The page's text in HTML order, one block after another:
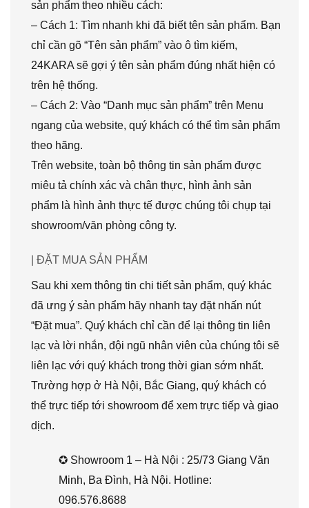
sản phẩm theo nhiều cách:
– Cách 1: Tìm nhanh khi đã biết tên sản phẩm. Bạn
chỉ cần gõ “Tên sản phẩm” vào ô tìm kiếm,
24KARA sẽ gợi ý tên sản phẩm đúng nhất hiện có
trên hệ thống.
– Cách 2: Vào “Danh mục sản phẩm” trên Menu
ngang của website, quý khách có thể tìm sản phẩm
theo hãng.
Trên website, toàn bộ thông tin sản phẩm được
miêu tả chính xác và chân thực, hình ảnh sản
phẩm là hình ảnh thực tế được chúng tôi chụp tại
showroom/văn phòng công ty.
| ĐẶT MUA SẢN PHẨM
Sau khi xem thông tin chi tiết sản phẩm, quý khác
đã ưng ý sản phẩm hãy nhanh tay đặt nhấn nút
“Đặt mua”. Quý khách chỉ cần để lại thông tin liên
lạc và lời nhắn, đội ngũ nhân viên của chúng tôi sẽ
liên lạc với quý khách trong thời gian sớm nhất.
Trường hợp ở Hà Nội, Bắc Giang, quý khách có
thể trực tiếp tới showroom để xem trực tiếp và giao
dịch.
✪ Showroom 1 – Hà Nội : 25/73 Giang Văn
Minh, Ba Đình, Hà Nội. Hotline:
096.576.8688